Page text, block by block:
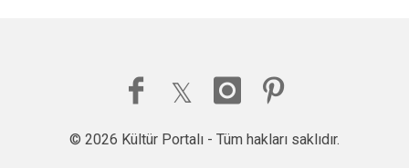
© 2026 Kültür Portalı - Tüm hakları saklıdır.